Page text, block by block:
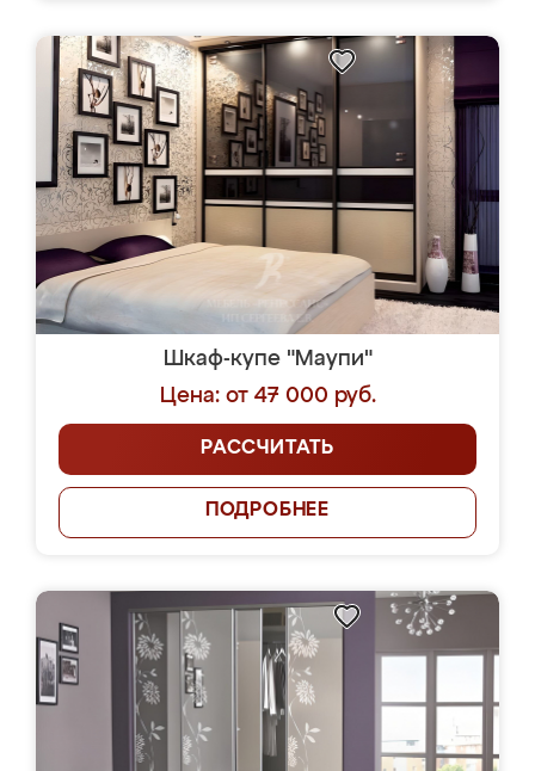
Шкаф-купе "Маупи"
Цена: от 47 000 руб.
РАССЧИТАТЬ
ПОДРОБНЕЕ